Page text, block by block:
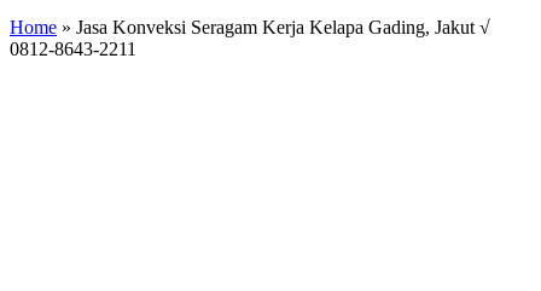
Home » Jasa Konveksi Seragam Kerja Kelapa Gading, Jakut √
0812-8643-2211